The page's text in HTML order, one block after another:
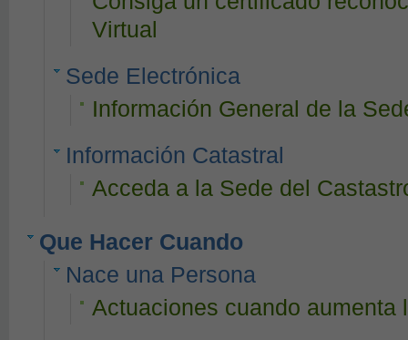
Virtual
Sede Electrónica
Información General de la
Información Catastral
Acceda a la Sede del
Que Hacer Cuando
Nace una Persona
Actuaciones cuando aumenta